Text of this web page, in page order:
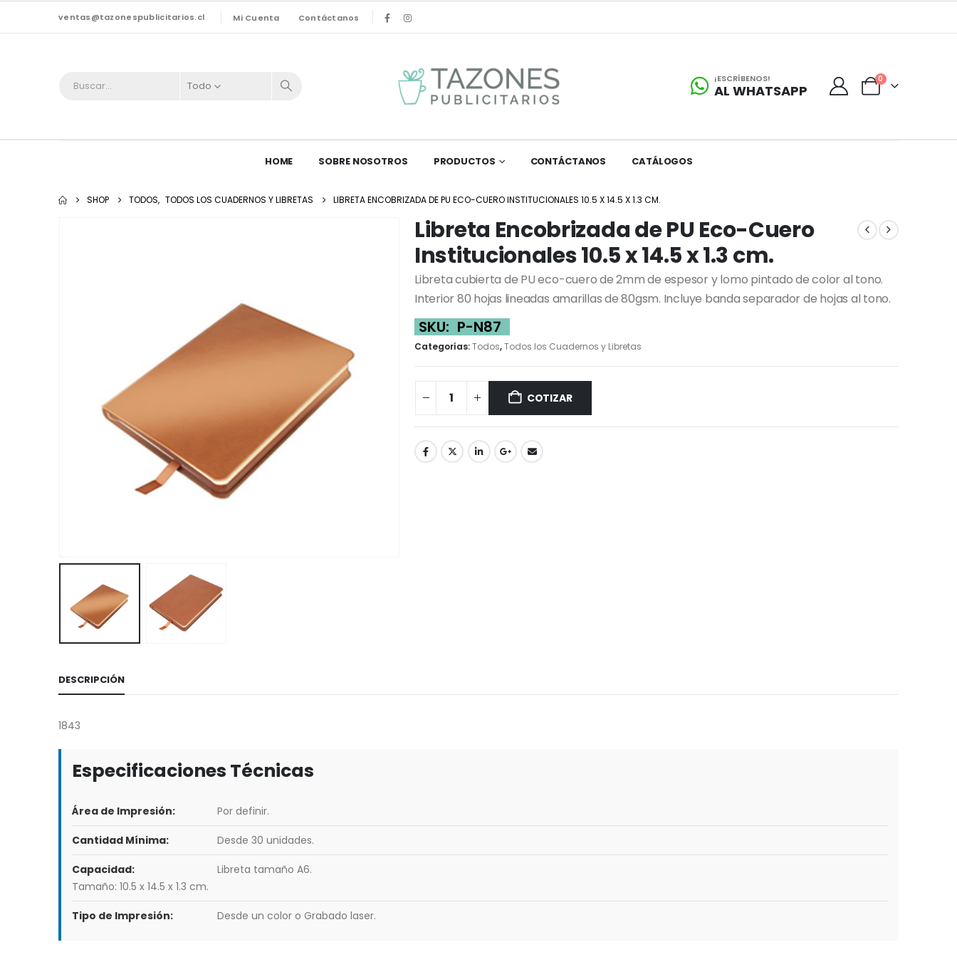
ventas@tazonespublicitarios.cl Mi Cuenta Contáctanos
Todo
¡ESCRÍBENOS!
AL WHATSAPP
0
HOME SOBRE NOSOTROS PRODUCTOS CONTÁCTANOS CATÁLOGOS
SHOP TODOS, TODOS LOS CUADERNOS Y LIBRETAS LIBRETA ENCOBRIZADA DE PU ECO-CUERO INSTITUCIONALES 10.5 X 14.5 X 1.3 CM.
Libreta Encobrizada de PU Eco-Cuero
Institucionales 10.5 x 14.5 x 1.3 cm.
Libreta cubierta de PU eco-cuero de 2mm de espesor y lomo pintado de color al tono.
Interior 80 hojas lineadas amarillas de 80gsm. Incluye banda separador de hojas al tono.
SKU: P-N87
Categorías:Todos,Todos los Cuadernos y Libretas
COTIZAR
DESCRIPCIÓN
1843
Especificaciones Técnicas
Área de Impresión: Por definir.
Cantidad Mínima: Desde 30 unidades.
Capacidad:
Libreta tamaño A6.
Tamaño: 10.5 x 14.5 x 1.3 cm.
Tipo de Impresión: Desde un color o Grabado laser.